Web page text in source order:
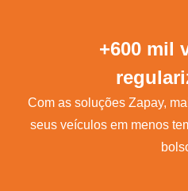
+600 mil
Com as soluções Zapay,
seus veículos em menos